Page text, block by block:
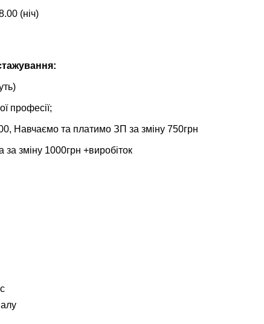
(ніч)
професії;
Навчаємо та платимо ЗП за зміну 750грн
зміну 1000грн +виробіток